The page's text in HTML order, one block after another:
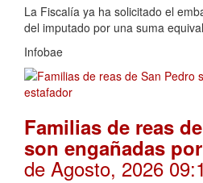
La Fiscalía ya ha solicitado el
del imputado por una suma
Infobae
Familias de reas
son engañadas
de Agosto, 2026